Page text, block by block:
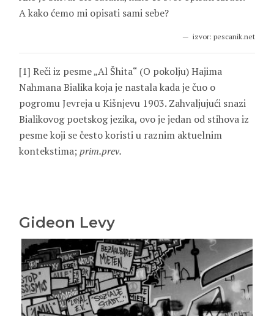
A kako ćemo mi opisati sami sebe?
izvor: pescanik.net
[1] Reči iz pesme „Al Šhita“ (O pokolju) Hajima
Nahmana Bialika koja je nastala kada je čuo o
pogromu Jevreja u Kišnjevu 1903. Zahvaljujući snazi
Bialikovog poetskog jezika, ovo je jedan od stihova iz
pesme koji se često koristi u raznim aktuelnim
kontekstima; prim.prev.
Gideon Levy